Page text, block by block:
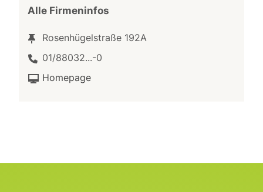
Alle Firmeninfos
Rosenhügelstraße 192A
01/88032...-0
Homepage